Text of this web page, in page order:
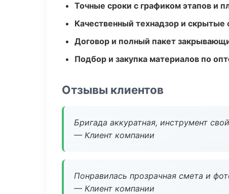
Точные сроки с графиком этапов и
Качественный технадзор и скрытые
Договор и полный пакет
Подбор и закупка материалов по
Отзывы клиентов
Бригада аккуратная, инструмент
— Клиент компании
Понравилась прозрачная смета и
— Клиент компании